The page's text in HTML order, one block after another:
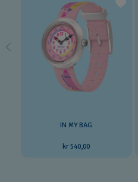
IN MY BAG
kr 540,00